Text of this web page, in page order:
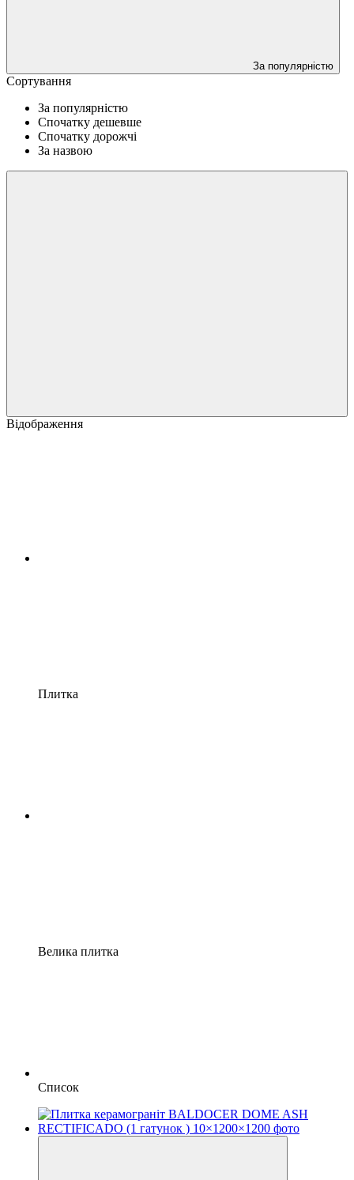
За популярністю
Сортування
За популярністю
Спочатку дешевше
Спочатку дорожчі
За назвою
Відображення
Плитка
Велика плитка
Список